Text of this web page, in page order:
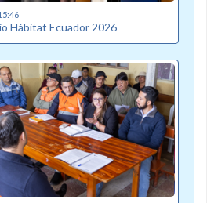
Hábitat Ecuador 2026